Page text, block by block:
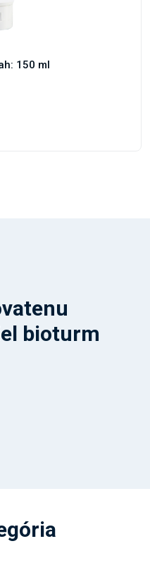
150 ml
bioturm